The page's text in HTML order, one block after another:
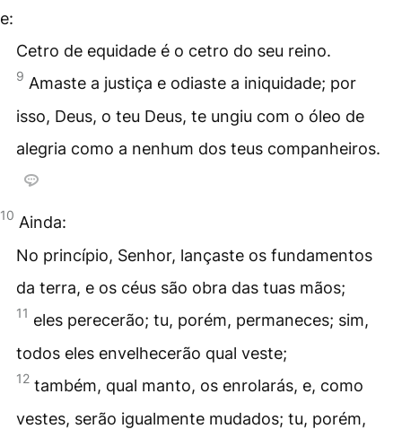
e:
Cetro de equidade é o cetro do seu reino.
9 Amaste a justiça e odiaste a iniquidade; por
isso, Deus, o teu Deus, te ungiu com o óleo de
alegria como a nenhum dos teus companheiros.
10 Ainda:
No princípio, Senhor, lançaste os fundamentos
da terra, e os céus são obra das tuas mãos;
11 eles perecerão; tu, porém, permaneces; sim,
todos eles envelhecerão qual veste;
12 também, qual manto, os enrolarás, e, como
vestes, serão igualmente mudados; tu, porém,